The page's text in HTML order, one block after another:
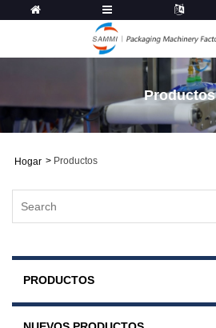
Productos
Hogar > Productos
PRODUCTOS